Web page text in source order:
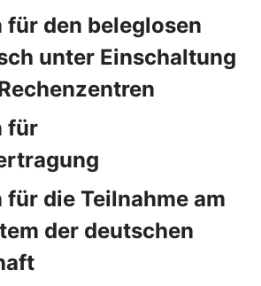
für den beleglosen
unter Einschaltung
für
für die Teilnahme am
der deutschen